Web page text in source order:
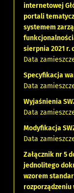
internetowej
portali
systemem
sierpnia 2021 r.
Data
Specyfikacja
Data
Wyjaśnienia
Data
Modyfikacja
Data
Załącznik nr 5
jednolitego
wzorem